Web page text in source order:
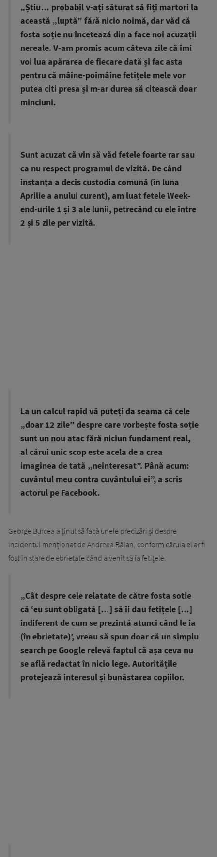
„Știu… probabil v-ați săturat să fiți martori la
această „luptă” fără nicio noimă, dar văd că
fosta soție nu încetează din a face noi acuzații
nereale. V-am promis acum câteva zile că îmi
voi lua apărarea de fiecare dată și fac asta
pentru că mâine-poimâine fetițele mele vor
putea citi presa și m-ar durea să citească doar
minciuni.
Sunt acuzat că vin să văd fetele foarte rar sau
ca nu respect programul de vizită. De când
instanța a decis custodia comună (în luna
Aprilie a anului curent), am luat fetele Week-
end-urile 1 și 3 ale lunii, petrecând cu ele între
2 și 5 zile per vizită.
La un calcul rapid vă puteți da seama că cele
„doar 12 zile” despre care vorbește fosta soție
sunt un nou atac fără niciun fundament real,
al cărui unic scop este acela de a crea
imaginea de tată „neinteresat”. Până acum:
cuvântul meu contra cuvântului ei”, a scris
actorul pe Facebook.
George Burcea a ținut să facă unele precizări și despre
incidentul menționat de Andreea Bălan, conform căruia el ar fi
fost în stare de ebrietate când a venit să ia fetițele.
„Cât despre cele relatate de către fosta sotie
că ‘eu sunt obligată […] să îi dau fetițele […]
indiferent de cum se prezintă atunci când le ia
(în ebrietate)’, vreau să spun doar că un simplu
search pe Google relevă faptul că așa ceva nu
se află redactat în nicio lege. Autoritățile
protejează interesul și bunăstarea copiilor.